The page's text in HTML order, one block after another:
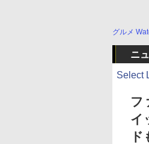
グルメ
ニ
Select
フ
イ